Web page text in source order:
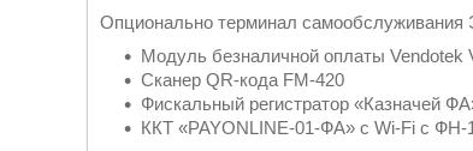
Опционально терминал
Модуль безналичной оплаты Vendotek
Сканер QR-кода FM-420
Фискальный регистратор «Казначей
ККТ «PAYONLINE-01-ФА» с Wi-Fi с ФН-